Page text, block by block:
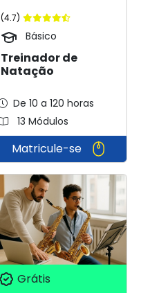
(4.7)
Básico
Treinador de
Natação
De 10 a 120 horas
13 Módulos
Matricule-se
Grátis